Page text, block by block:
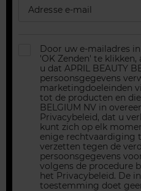
Schrijf je in voor
laatste nieuws
parfum, en onze
Door uw e-mailadres
'OK Zenden' te klikken,
u dat APRIL BEAUTY
persoonsgegevens
marketingdoeleinden
tot de producten en
BELGIUM NV in
Privacybeleid, dat u
kunt zich op elk
enige rechtvaardiging
verzetten tegen de
persoonsgegevens
volgens de procedure
het Privacybeleid. De
toestemming doet